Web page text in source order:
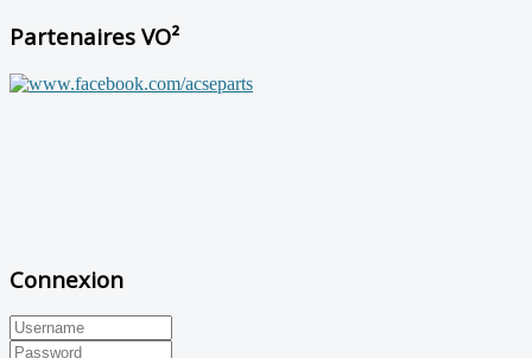
Partenaires VO²
Connexion